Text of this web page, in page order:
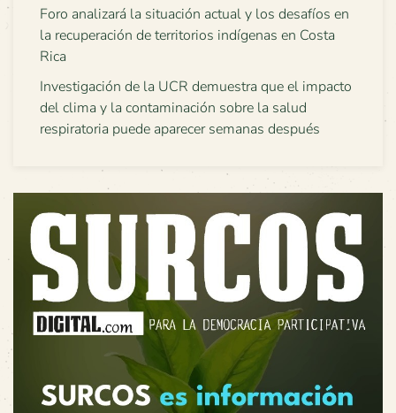
Foro analizará la situación actual y los desafíos en
la recuperación de territorios indígenas en Costa
Rica
Investigación de la UCR demuestra que el impacto
del clima y la contaminación sobre la salud
respiratoria puede aparecer semanas después